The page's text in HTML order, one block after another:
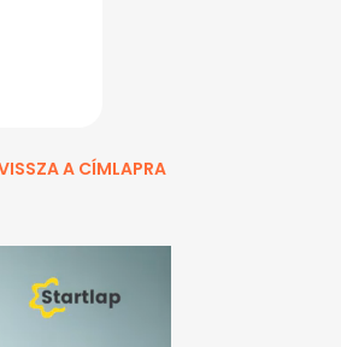
A CÍMLAPRA